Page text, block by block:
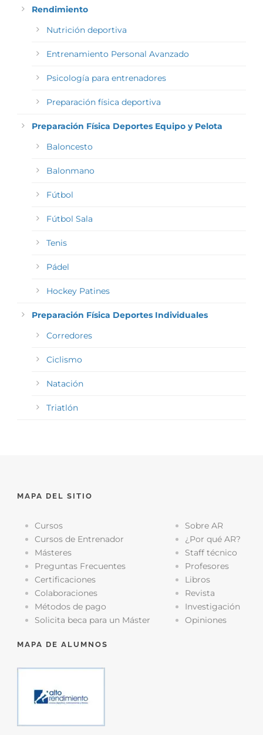
Rendimiento
Nutrición deportiva
Entrenamiento Personal Avanzado
Psicología para entrenadores
Preparación física deportiva
Preparación Física Deportes Equipo y Pelota
Baloncesto
Balonmano
Fútbol
Fútbol Sala
Tenis
Pádel
Hockey Patines
Preparación Física Deportes Individuales
Corredores
Ciclismo
Natación
Triatlón
MAPA DEL SITIO
Cursos
Cursos de Entrenador
Másteres
Preguntas Frecuentes
Certificaciones
Colaboraciones
Métodos de pago
Solicita beca para un Máster
Sobre AR
¿Por qué AR?
Staff técnico
Profesores
Libros
Revista
Investigación
Opiniones
MAPA DE ALUMNOS